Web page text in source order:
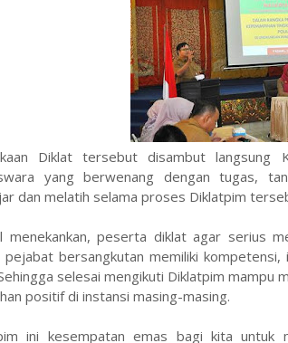
Diklat tersebut disambut langsung
yang berwenang dengan tugas,
dan melatih selama proses Diklatpim
menekankan, peserta diklat agar serius
pejabat bersangkutan memiliki
selesai mengikuti Diklatpim mampu
positif di instansi masing-masing.
ini kesempatan emas bagi kita untuk